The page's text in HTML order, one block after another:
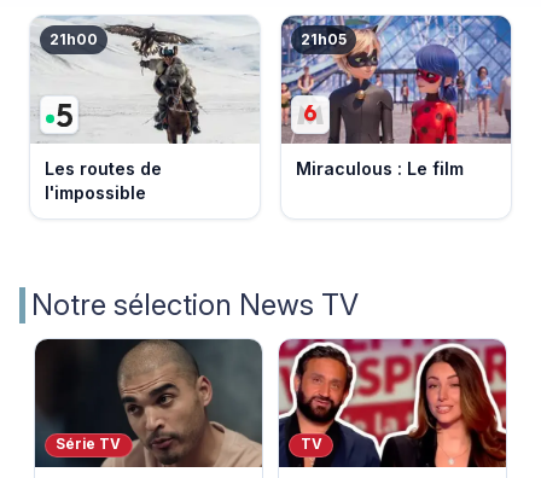
21h00
Les routes de
l'impossible
21h05
Miraculous : Le film
Notre sélection News TV
Série TV TV